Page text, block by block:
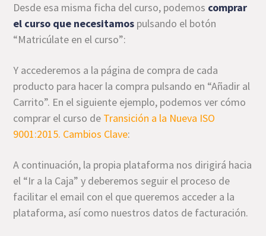
Desde esa misma ficha del curso, podemos comprar
el curso que necesitamos pulsando el botón
“Matricúlate en el curso”:
Y accederemos a la página de compra de cada
producto para hacer la compra pulsando en “Añadir al
Carrito”. En el siguiente ejemplo, podemos ver cómo
comprar el curso de Transición a la Nueva ISO
9001:2015. Cambios Clave:
A continuación, la propia plataforma nos dirigirá hacia
el “Ir a la Caja” y deberemos seguir el proceso de
facilitar el email con el que queremos acceder a la
plataforma, así como nuestros datos de facturación.